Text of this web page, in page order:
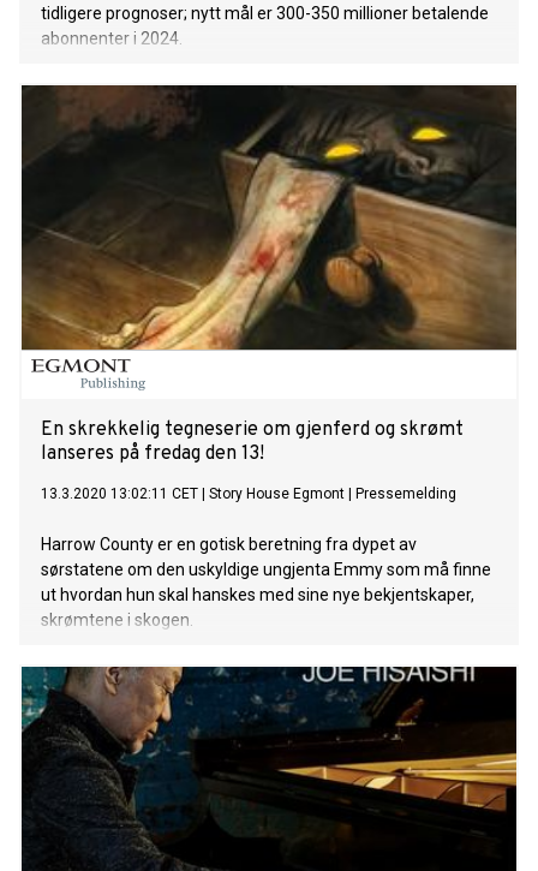
tidligere prognoser; nytt mål er 300-350 millioner betalende
abonnenter i 2024.
En skrekkelig tegneserie om gjenferd og skrømt
lanseres på fredag den 13!
13.3.2020 13:02:11 CET Story House Egmont Pressemelding
Harrow County er en gotisk beretning fra dypet av
sørstatene om den uskyldige ungjenta Emmy som må finne
ut hvordan hun skal hanskes med sine nye bekjentskaper,
skrømtene i skogen.